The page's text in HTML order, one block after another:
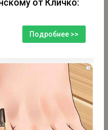
от Кличко:
Подробнее >>
i